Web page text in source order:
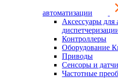
автоматизации
Аксессуары для
Контроллеры
Оборудование
Приводы
Сенсоры и
Частотные